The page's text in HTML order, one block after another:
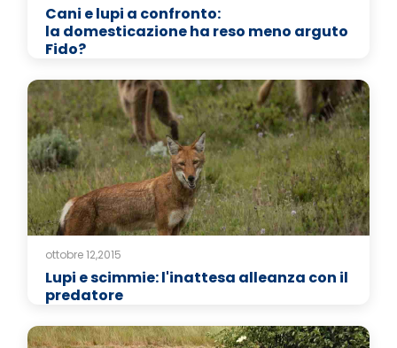
Cani e lupi a confronto:
la domesticazione ha reso meno arguto
Fido?
ottobre 12,2015
Lupi e scimmie: l'inattesa alleanza con il
predatore